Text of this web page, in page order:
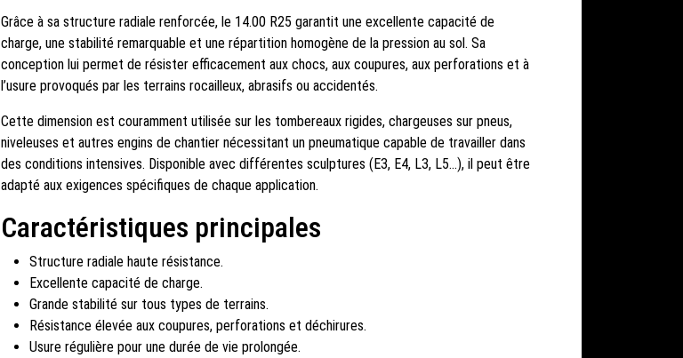
Grâce à sa structure radiale renforcée, le 14.00 R25 garantit une excellente capacité de
charge, une stabilité remarquable et une répartition homogène de la pression au sol. Sa
conception lui permet de résister efficacement aux chocs, aux coupures, aux perforations et à
l’usure provoqués par les terrains rocailleux, abrasifs ou accidentés.
Cette dimension est couramment utilisée sur les tombereaux rigides, chargeuses sur pneus,
niveleuses et autres engins de chantier nécessitant un pneumatique capable de travailler dans
des conditions intensives. Disponible avec différentes sculptures (E3, E4, L3, L5…), il peut être
adapté aux exigences spécifiques de chaque application.
Caractéristiques principales
Structure radiale haute résistance.
Excellente capacité de charge.
Grande stabilité sur tous types de terrains.
Résistance élevée aux coupures, perforations et déchirures.
Usure régulière pour une durée de vie prolongée.